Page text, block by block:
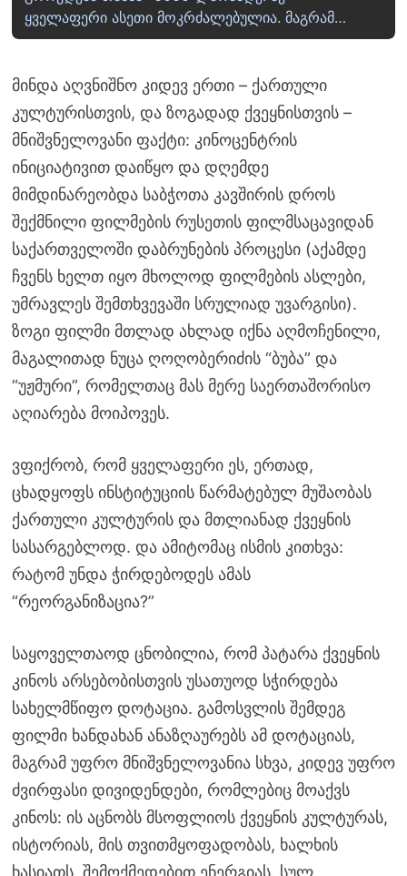
ყველაფერი ასეთი მოკრძალებულია. მაგრამ…
მინდა აღვნიშნო კიდევ ერთი – ქართული
კულტურისთვის, და ზოგადად ქვეყნისთვის –
მნიშვნელოვანი ფაქტი: კინოცენტრის
ინიციატივით დაიწყო და დღემდე
მიმდინარეობდა საბჭოთა კავშირის დროს
შექმნილი ფილმების რუსეთის ფილმსაცავიდან
საქართველოში დაბრუნების პროცესი (აქამდე
ჩვენს ხელთ იყო მხოლოდ ფილმების ასლები,
უმრავლეს შემთხვევაში სრულიად უვარგისი).
ზოგი ფილმი მთლად ახლად იქნა აღმოჩენილი,
მაგალითად ნუცა ღოღობერიძის “ბუბა” და
“უჟმური”, რომელთაც მას მერე საერთაშორისო
აღიარება მოიპოვეს.
ვფიქრობ, რომ ყველაფერი ეს, ერთად,
ცხადყოფს ინსტიტუციის წარმატებულ მუშაობას
ქართული კულტურის და მთლიანად ქვეყნის
სასარგებლოდ. და ამიტომაც ისმის კითხვა:
რატომ უნდა ჭირდებოდეს ამას
“რეორგანიზაცია?”
საყოველთაოდ ცნობილია, რომ პატარა ქვეყნის
კინოს არსებობისთვის უსათუოდ სჭირდება
სახელმწიფო დოტაცია. გამოსვლის შემდეგ
ფილმი ხანდახან ანაზღაურებს ამ დოტაციას,
მაგრამ უფრო მნიშვნელოვანია სხვა, კიდევ უფრო
ძვირფასი დივიდენდები, რომლებიც მოაქვს
კინოს: ის აცნობს მსოფლიოს ქვეყნის კულტურას,
ისტორიას, მის თვითმყოფადობას, ხალხის